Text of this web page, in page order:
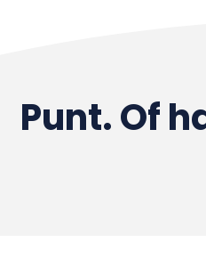
Punt. Of